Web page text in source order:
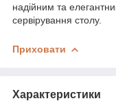
надійним та
сервірування столу.
Приховати
Характеристики